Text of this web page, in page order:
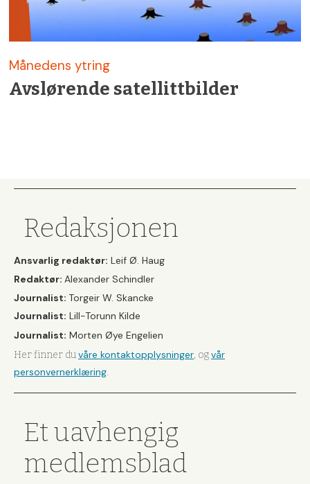
Månedens ytring
Avslørende satellittbilder
Redaksjonen
Ansvarlig redaktør: Leif Ø. Haug
Redaktør: Alexander Schindler
Journalist: Torgeir W. Skancke
Journalist: Lill-Torunn Kilde
Journalist: Morten Øye Engelien
Her finner duvåre kontaktopplysninger, ogvår
personvernerklæring.
Et uavhengig
medlemsblad